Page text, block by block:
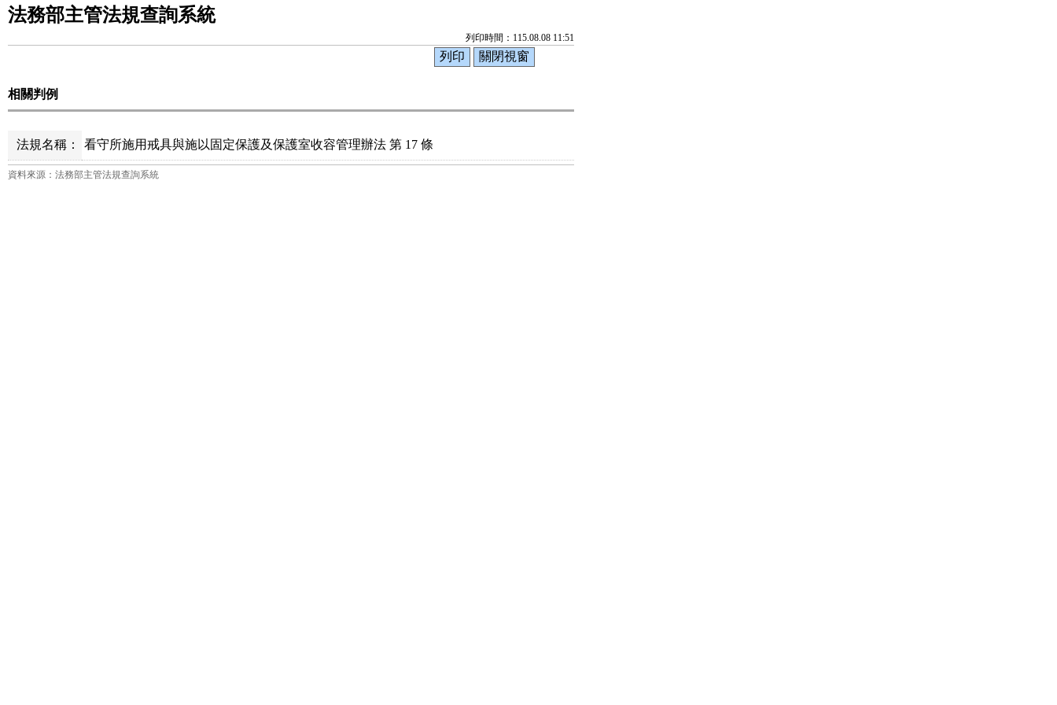
法務部主管法規查詢系統
列印時間：115.08.08 11:51
相關判例
法規名稱： 看守所施用戒具與施以固定保護及保護室收容管理辦法 第 17 條
資料來源：法務部主管法規查詢系統